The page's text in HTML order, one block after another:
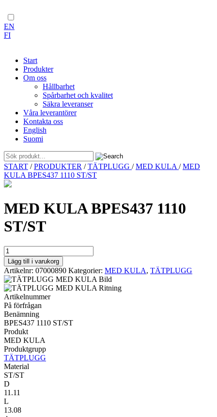
EN
FI
Start
Produkter
Om oss
Hållbarhet
Spårbarhet och kvalitet
Säkra leveranser
Våra leverantörer
Kontakta oss
English
Suomi
Skip
to
content
START /PRODUKTER /TÄTPLUGG /MED KULA /MED
KULA BPES437 1110 ST/ST
MED KULA BPES437 1110
ST/ST
MED
KULA
BPES437
1110
ST/ST
mängd
Lägg till i varukorg
Artikelnr: 07000890 Kategorier: MED KULA, TÄTPLUGG
Artikelnummer
På förfrågan
Benämning
BPES437 1110 ST/ST
Produkt
MED KULA
Produktgrupp
TÄTPLUGG
Material
ST/ST
D
11.11
L
13.08